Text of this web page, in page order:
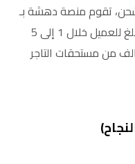
تقوم منصة دهشة بـ
إلغاء الطلب فوراً وإعادة كامل المبلغ للعميل خلال 1 إلى 5
من مستحقات التاجر